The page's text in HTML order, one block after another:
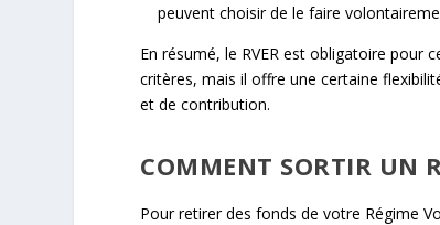
peuvent choisir de le faire
En résumé, le RVER est obligatoire pour
critères, mais il offre une certaine
et de contribution.
COMMENT SORTIR UN
Pour retirer des fonds de votre Régime